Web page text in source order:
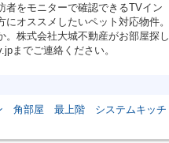
者をモニターで確認できるTVイン
オススメしたいペット対応物件。
。株式会社大城不動産がお部屋探し
までご連絡ください。
角部屋 最上階
システムキッチ